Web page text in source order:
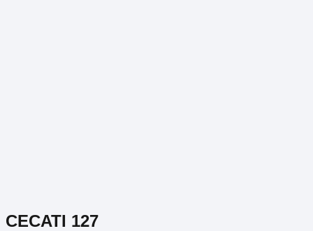
CECATI 127